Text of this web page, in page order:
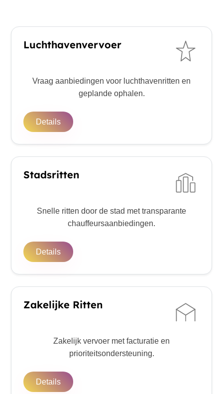
Luchthavenvervoer
Vraag aanbiedingen voor luchthavenritten en
geplande ophalen.
Details
Stadsritten
Snelle ritten door de stad met transparante
chauffeursaanbiedingen.
Details
Zakelijke Ritten
Zakelijk vervoer met facturatie en
prioriteitsondersteuning.
Details